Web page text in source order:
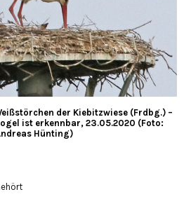
der Kiebitzwiese (Frdbg.) –
ist erkennbar, 23.05.2020 (Foto:
Hünting)